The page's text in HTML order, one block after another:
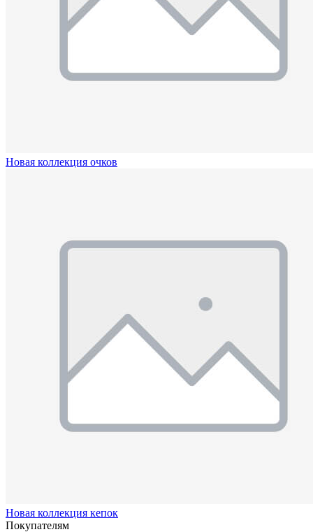
Новая коллекция очков
Новая коллекция кепок
Покупателям